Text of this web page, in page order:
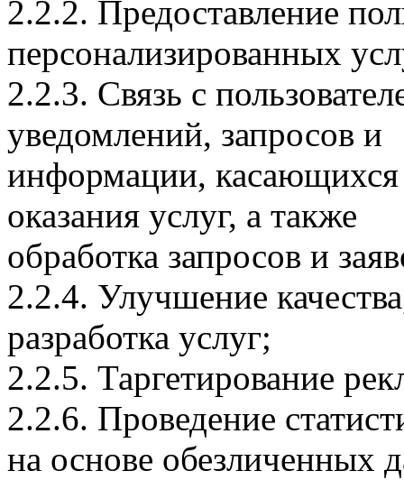
2.2.2. Предоставление
персонализированных
2.2.3. Связь с
уведомлений, запросов и
информации, касающихся
оказания услуг, а также
обработка запросов и
2.2.4. Улучшение
разработка услуг;
2.2.5. Таргетирование
2.2.6. Проведение
на основе обезличенных